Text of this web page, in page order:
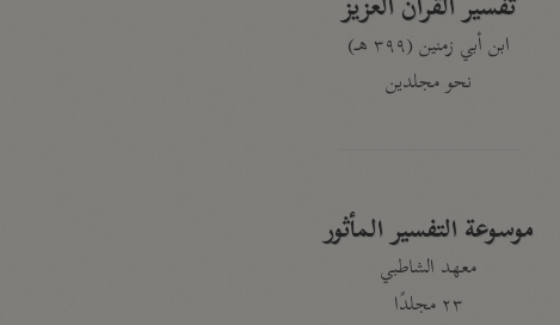
تفسير القرآن العزيز
ابن أبي زمنين (٣٩٩ هـ)
نحو مجلدين
موسوعة التفسير المأثور
معهد الشاطبي
٢٣ مجلدًا